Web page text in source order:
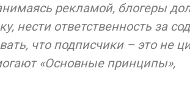
рекламой, блогеры
нести ответственность за
что подписчики – это не
«Основные принципы»,